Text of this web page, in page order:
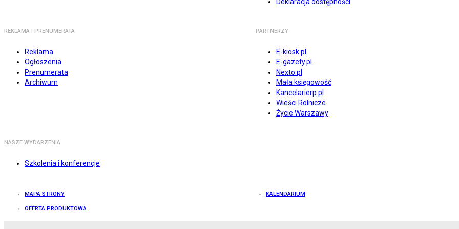
REKLAMA I PRENUMERATA
Reklama
Ogłoszenia
Prenumerata
Archiwum
PARTNERZY
E-kiosk.pl
E-gazety.pl
Nexto.pl
Mała księgowość
Kancelarierp.pl
Wieści Rolnicze
Życie Warszawy
NASZE WYDARZENIA
Szkolenia i konferencje
MAPA STRONY KALENDARIUM
OFERTA PRODUKTOWA